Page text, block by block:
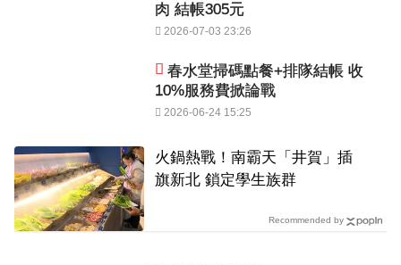
肉 結帳305元
2026-07-03 23:26
春水堂掃碼點餐+排隊結帳 收
10%服務費掀論戰
2026-06-24 15:25
火鍋熱戰！南霸天「井賀」插
旗新北 鎖定學生族群
Recommended by